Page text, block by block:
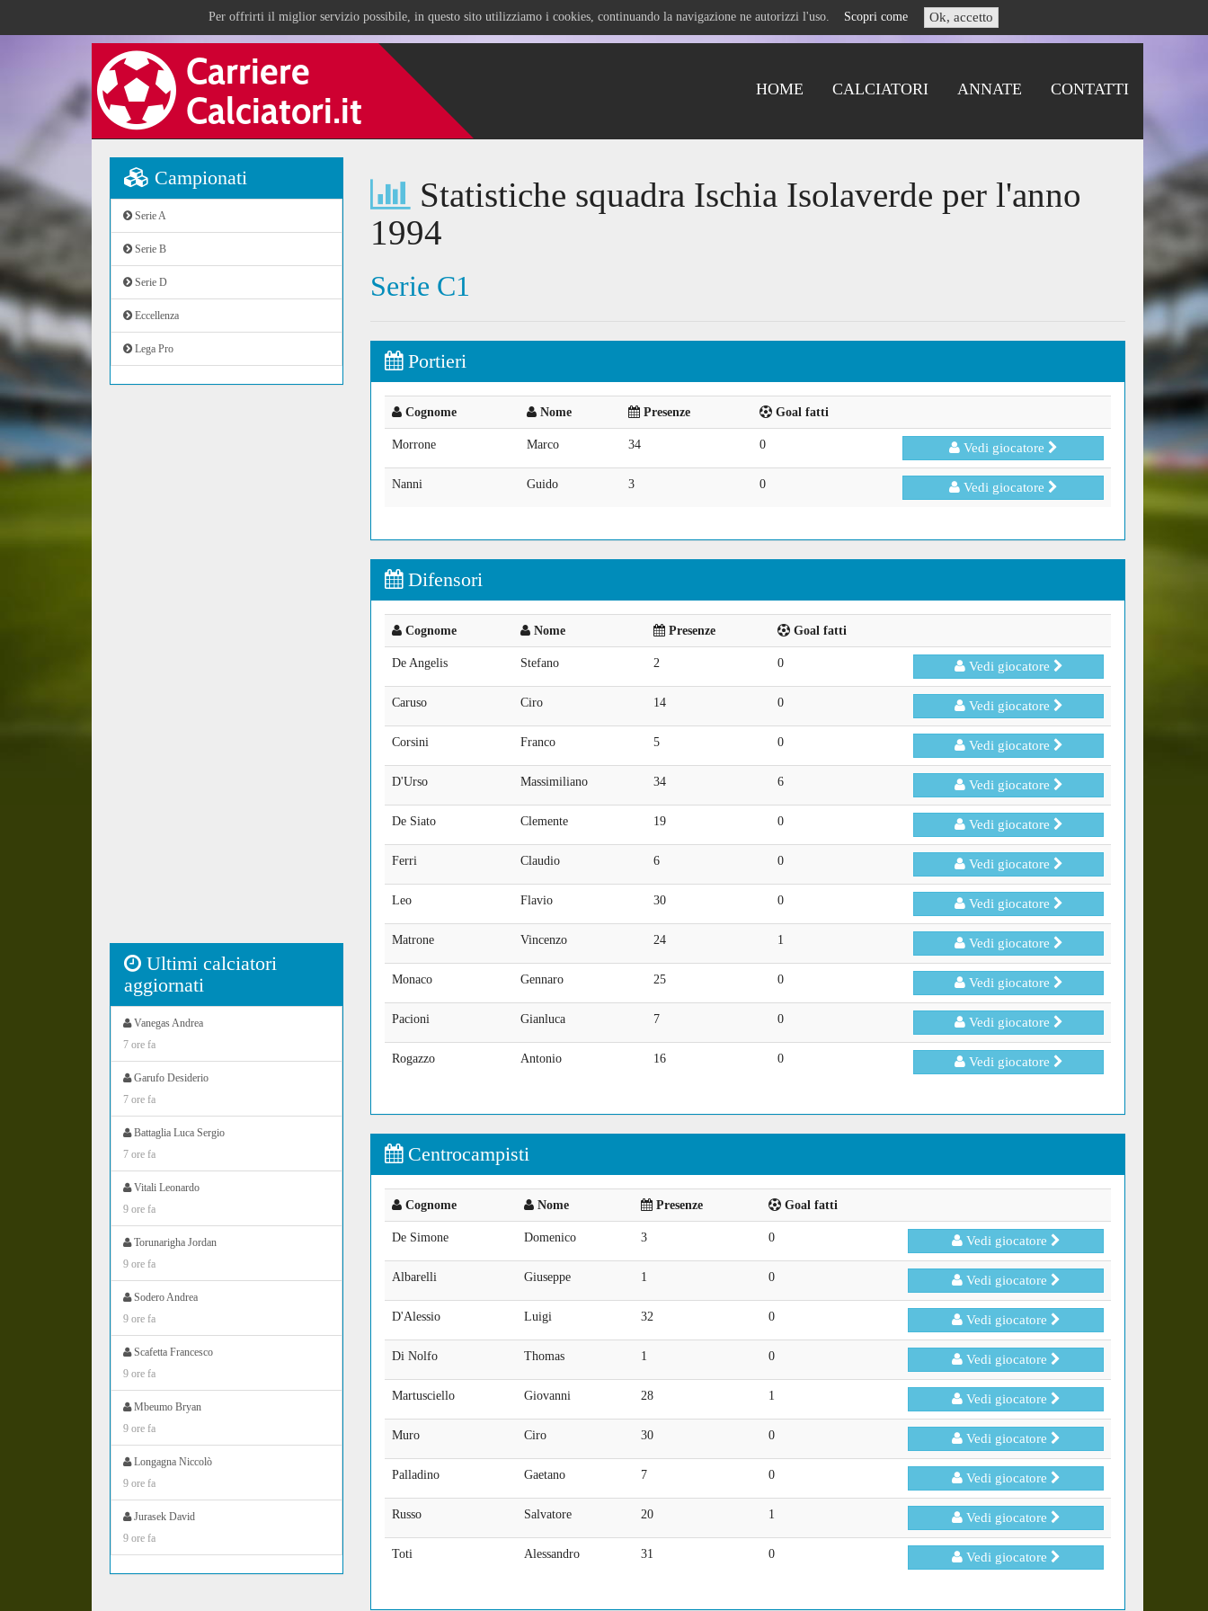
Per offrirti il miglior servizio possibile, in questo sito utilizziamo i cookies, continuando la navigazione ne autorizzi l'uso. Scopri come Ok, accetto
HOME CALCIATORI ANNATE CONTATTI
Campionati
Serie A
Serie B
Serie D
Eccellenza
Lega Pro
Ultimi calciatori
aggiornati
Vanegas Andrea
7 ore fa
Garufo Desiderio
7 ore fa
Battaglia Luca Sergio
7 ore fa
Vitali Leonardo
9 ore fa
Torunarigha Jordan
9 ore fa
Sodero Andrea
9 ore fa
Scafetta Francesco
9 ore fa
Mbeumo Bryan
9 ore fa
Longagna Niccolò
9 ore fa
Jurasek David
9 ore fa
Statistiche squadra Ischia Isolaverde per l'anno
1994
Serie C1
Portieri
Cognome Nome Presenze Goal fatti
Morrone Marco 34 0 Vedi giocatore
Nanni Guido 3 0 Vedi giocatore
Difensori
Cognome Nome Presenze Goal fatti
De Angelis Stefano 2 0 Vedi giocatore
Caruso Ciro 14 0 Vedi giocatore
Corsini Franco 5 0 Vedi giocatore
D'Urso Massimiliano 34 6 Vedi giocatore
De Siato Clemente 19 0 Vedi giocatore
Ferri Claudio 6 0 Vedi giocatore
Leo Flavio 30 0 Vedi giocatore
Matrone Vincenzo 24 1 Vedi giocatore
Monaco Gennaro 25 0 Vedi giocatore
Pacioni Gianluca 7 0 Vedi giocatore
Rogazzo Antonio 16 0 Vedi giocatore
Centrocampisti
Cognome Nome Presenze Goal fatti
De Simone Domenico 3 0 Vedi giocatore
Albarelli Giuseppe 1 0 Vedi giocatore
D'Alessio Luigi 32 0 Vedi giocatore
Di Nolfo Thomas 1 0 Vedi giocatore
Martusciello Giovanni 28 1 Vedi giocatore
Muro Ciro 30 0 Vedi giocatore
Palladino Gaetano 7 0 Vedi giocatore
Russo Salvatore 20 1 Vedi giocatore
Toti Alessandro 31 0 Vedi giocatore